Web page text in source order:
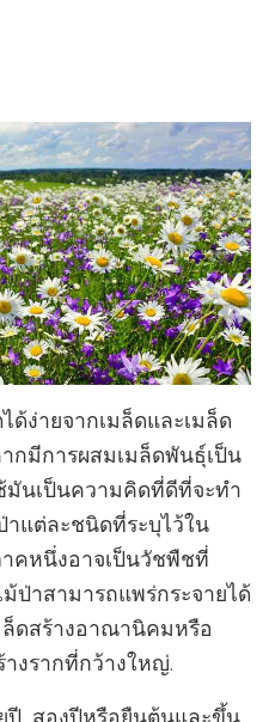
ด้ง่ายจากเมล็ดและเมล็ด
กมีการผสมเมล็ดพันธุ์เป็น
นเป็นความคิดที่ดีที่จะทำ
าแต่ละชนิดที่ระบุไว้ใน
คหนึ่งอาจเป็นวัชพืชที่
ป่าสามารถแพร่กระจายได้
ล็ดสร้างอาณานิคมหรือ
งรากที่กว้างใหญ่.